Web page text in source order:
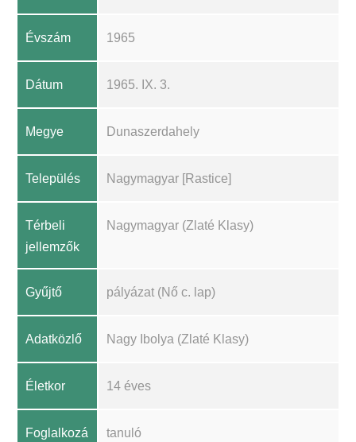
Évszám 1965
Dátum 1965. IX. 3.
Megye Dunaszerdahely
Település Nagymagyar [Rastice]
Térbeli
jellemzők
Nagymagyar (Zlaté Klasy)
Gyűjtő pályázat (Nő c. lap)
Adatközlő Nagy Ibolya (Zlaté Klasy)
Életkor 14 éves
Foglalkozá
tanuló